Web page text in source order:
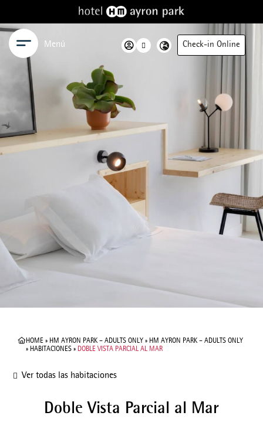
Menú Check-in Online
HOME » HM AYRON PARK – ADULTS ONLY » HM AYRON PARK – ADULTS ONLY
» HABITACIONES » DOBLE VISTA PARCIAL AL MAR
Ver todas las habitaciones
Doble Vista Parcial al Mar